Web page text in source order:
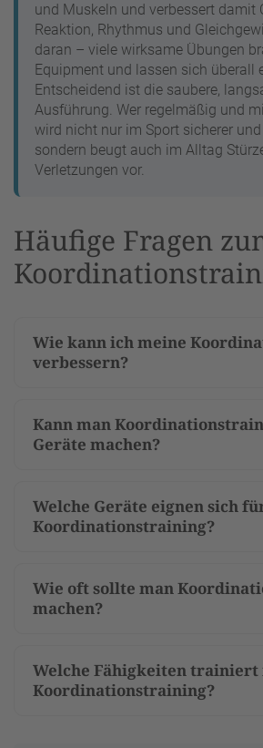
und Muskeln und verbessert damit
Reaktion, Rhythmus und
daran – viele wirksame Übungen
Equipment und lassen sich überall
Entscheidend ist die saubere,
Ausführung. Wer regelmäßig und
wird nicht nur im Sport sicherer
sondern beugt auch im Alltag
Verletzungen vor.
Häufige Fragen
Wie kann ich meine
verbessern?
Kann man
Geräte machen?
Welche Geräte eignen sich
Koordinationstraining?
Wie oft sollte man
machen?
Welche Fähigkeiten trainiert
Koordinationstraining?